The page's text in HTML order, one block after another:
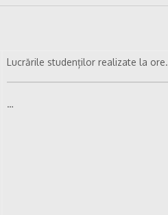
Lucrările studenților realizate la ore.
…